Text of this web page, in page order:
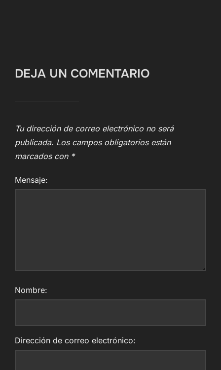
DEJA UN COMENTARIO
Tu dirección de correo electrónico no será
publicada. Los campos obligatorios están
marcados con *
Mensaje:
Nombre:
Dirección de correo electrónico: